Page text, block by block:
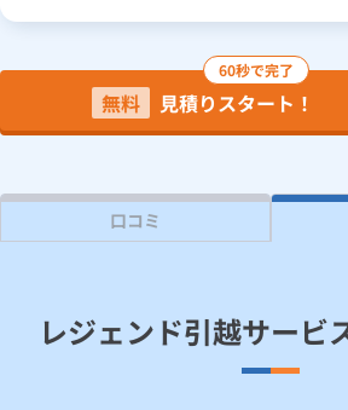
引越し見積りシミュレーション
見積り依頼
Daigasコラム
60秒で完了
無料 見積りスタート！
口コミ
レジェンド引越サービ